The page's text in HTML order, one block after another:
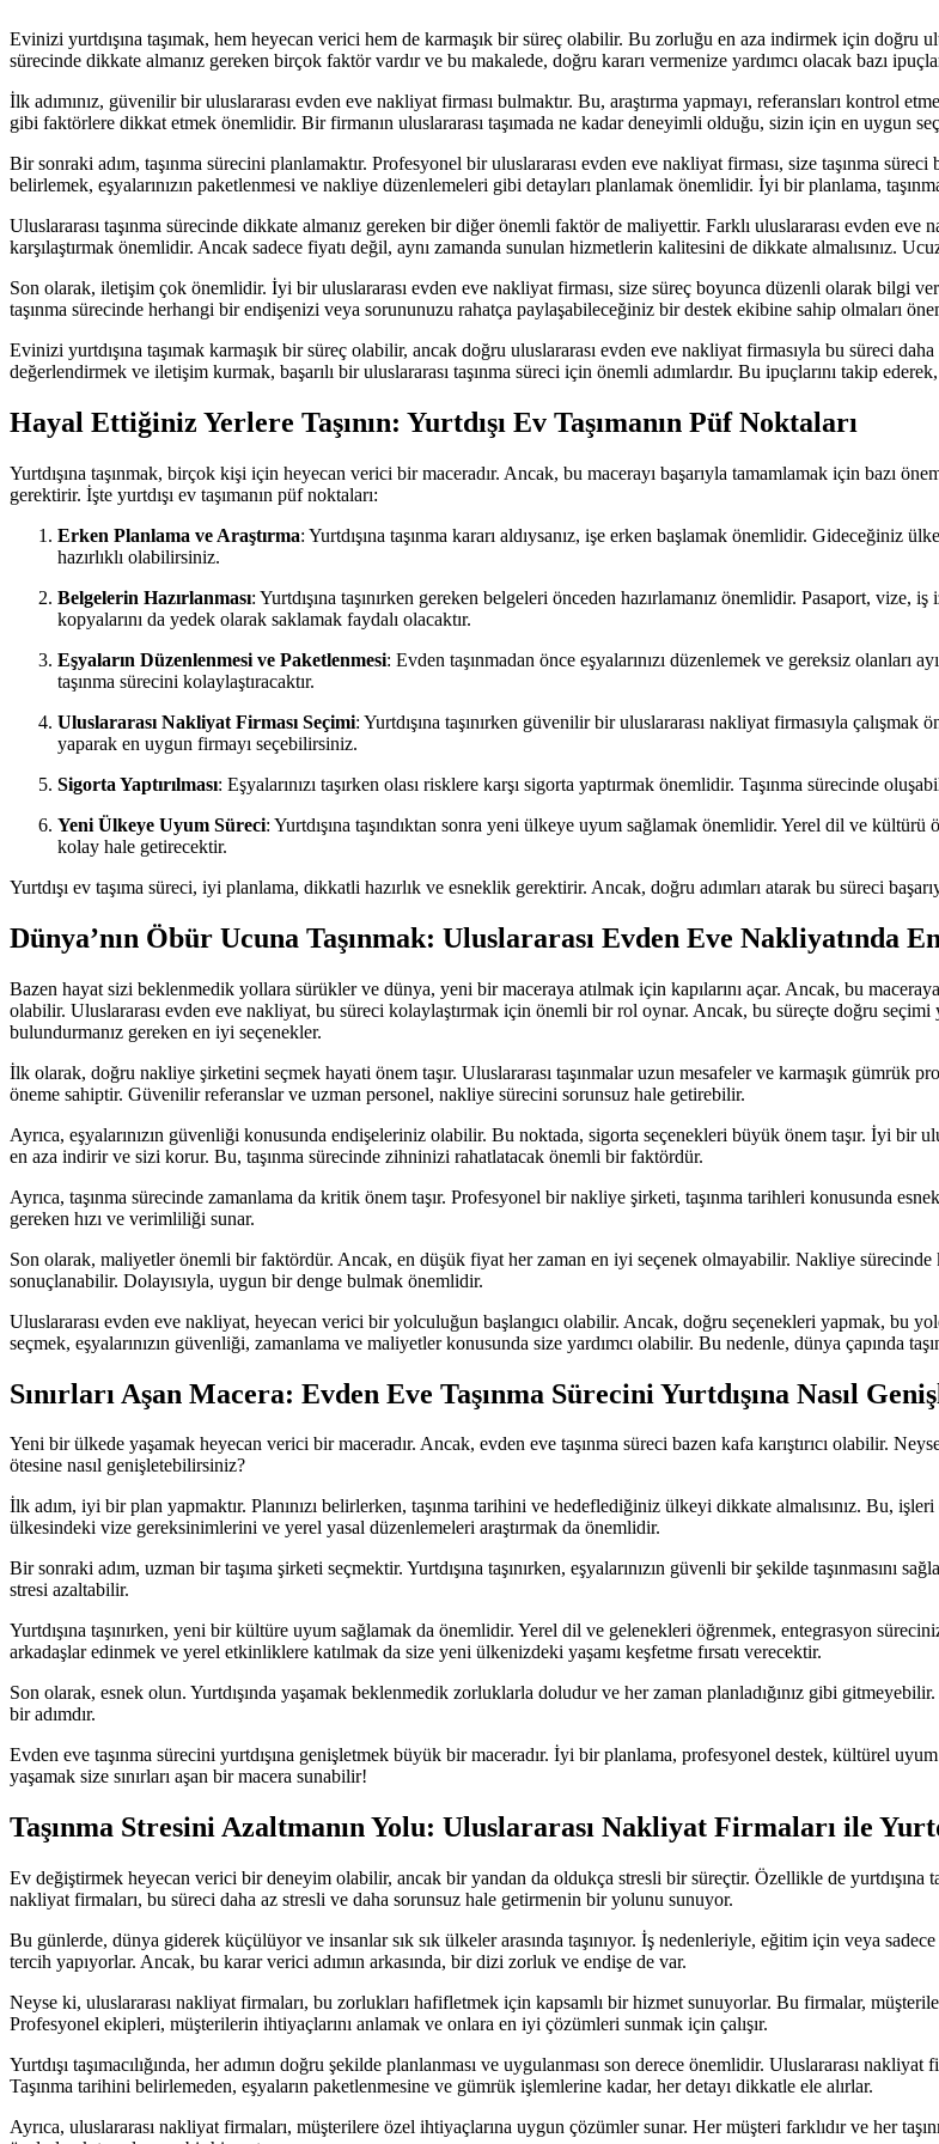
Evinizi yurtdışına taşımak, hem heyecan verici hem de karmaşık bir süreç olabilir. Bu zorluğu en aza indirmek için doğru
sürecinde dikkate almanız gereken birçok faktör vardır ve bu makalede, doğru kararı vermenize yardımcı olacak bazı
İlk adımınız, güvenilir bir uluslararası evden eve nakliyat firması bulmaktır. Bu, araştırma yapmayı, referansları kontrol
gibi faktörlere dikkat etmek önemlidir. Bir firmanın uluslararası taşımada ne kadar deneyimli olduğu, sizin için en uygun
Bir sonraki adım, taşınma sürecini planlamaktır. Profesyonel bir uluslararası evden eve nakliyat firması, size taşınma
belirlemek, eşyalarınızın paketlenmesi ve nakliye düzenlemeleri gibi detayları planlamak önemlidir. İyi bir planlama,
Uluslararası taşınma sürecinde dikkate almanız gereken bir diğer önemli faktör de maliyettir. Farklı uluslararası evden
karşılaştırmak önemlidir. Ancak sadece fiyatı değil, aynı zamanda sunulan hizmetlerin kalitesini de dikkate almalısınız.
Son olarak, iletişim çok önemlidir. İyi bir uluslararası evden eve nakliyat firması, size süreç boyunca düzenli olarak bilgi
taşınma sürecinde herhangi bir endişenizi veya sorununuzu rahatça paylaşabileceğiniz bir destek ekibine sahip olmaları
Evinizi yurtdışına taşımak karmaşık bir süreç olabilir, ancak doğru uluslararası evden eve nakliyat firmasıyla bu süreci
değerlendirmek ve iletişim kurmak, başarılı bir uluslararası taşınma süreci için önemli adımlardır. Bu ipuçlarını takip
Hayal Ettiğiniz Yerlere Taşının: Yurtdışı Ev Taşımanın Püf Noktaları
Yurtdışına taşınmak, birçok kişi için heyecan verici bir maceradır. Ancak, bu macerayı başarıyla tamamlamak için bazı
gerektirir. İşte yurtdışı ev taşımanın püf noktaları:
Erken Planlama ve Araştırma: Yurtdışına taşınma kararı aldıysanız, işe erken başlamak önemlidir. Gideceğiniz
hazırlıklı olabilirsiniz.
Belgelerin Hazırlanması: Yurtdışına taşınırken gereken belgeleri önceden hazırlamanız önemlidir. Pasaport,
kopyalarını da yedek olarak saklamak faydalı olacaktır.
Eşyaların Düzenlenmesi ve Paketlenmesi: Evden taşınmadan önce eşyalarınızı düzenlemek ve gereksiz olanları
taşınma sürecini kolaylaştıracaktır.
Uluslararası Nakliyat Firması Seçimi: Yurtdışına taşınırken güvenilir bir uluslararası nakliyat firmasıyla
yaparak en uygun firmayı seçebilirsiniz.
Sigorta Yaptırılması: Eşyalarınızı taşırken olası risklere karşı sigorta yaptırmak önemlidir. Taşınma sürecinde
Yeni Ülkeye Uyum Süreci: Yurtdışına taşındıktan sonra yeni ülkeye uyum sağlamak önemlidir. Yerel dil ve
kolay hale getirecektir.
Yurtdışı ev taşıma süreci, iyi planlama, dikkatli hazırlık ve esneklik gerektirir. Ancak, doğru adımları atarak bu süreci
Dünya’nın Öbür Ucuna Taşınmak: Uluslararası Evden Eve Nakliyatında
Bazen hayat sizi beklenmedik yollara sürükler ve dünya, yeni bir maceraya atılmak için kapılarını açar. Ancak, bu
olabilir. Uluslararası evden eve nakliyat, bu süreci kolaylaştırmak için önemli bir rol oynar. Ancak, bu süreçte doğru
bulundurmanız gereken en iyi seçenekler.
İlk olarak, doğru nakliye şirketini seçmek hayati önem taşır. Uluslararası taşınmalar uzun mesafeler ve karmaşık
öneme sahiptir. Güvenilir referanslar ve uzman personel, nakliye sürecini sorunsuz hale getirebilir.
Ayrıca, eşyalarınızın güvenliği konusunda endişeleriniz olabilir. Bu noktada, sigorta seçenekleri büyük önem taşır. İyi bir
en aza indirir ve sizi korur. Bu, taşınma sürecinde zihninizi rahatlatacak önemli bir faktördür.
Ayrıca, taşınma sürecinde zamanlama da kritik önem taşır. Profesyonel bir nakliye şirketi, taşınma tarihleri konusunda
gereken hızı ve verimliliği sunar.
Son olarak, maliyetler önemli bir faktördür. Ancak, en düşük fiyat her zaman en iyi seçenek olmayabilir. Nakliye
sonuçlanabilir. Dolayısıyla, uygun bir denge bulmak önemlidir.
Uluslararası evden eve nakliyat, heyecan verici bir yolculuğun başlangıcı olabilir. Ancak, doğru seçenekleri yapmak, bu
seçmek, eşyalarınızın güvenliği, zamanlama ve maliyetler konusunda size yardımcı olabilir. Bu nedenle, dünya çapında
Sınırları Aşan Macera: Evden Eve Taşınma Sürecini Yurtdışına Nasıl
Yeni bir ülkede yaşamak heyecan verici bir maceradır. Ancak, evden eve taşınma süreci bazen kafa karıştırıcı olabilir.
ötesine nasıl genişletebilirsiniz?
İlk adım, iyi bir plan yapmaktır. Planınızı belirlerken, taşınma tarihini ve hedeflediğiniz ülkeyi dikkate almalısınız. Bu,
ülkesindeki vize gereksinimlerini ve yerel yasal düzenlemeleri araştırmak da önemlidir.
Bir sonraki adım, uzman bir taşıma şirketi seçmektir. Yurtdışına taşınırken, eşyalarınızın güvenli bir şekilde
stresi azaltabilir.
Yurtdışına taşınırken, yeni bir kültüre uyum sağlamak da önemlidir. Yerel dil ve gelenekleri öğrenmek, entegrasyon
arkadaşlar edinmek ve yerel etkinliklere katılmak da size yeni ülkenizdeki yaşamı keşfetme fırsatı verecektir.
Son olarak, esnek olun. Yurtdışında yaşamak beklenmedik zorluklarla doludur ve her zaman planladığınız gibi
bir adımdır.
Evden eve taşınma sürecini yurtdışına genişletmek büyük bir maceradır. İyi bir planlama, profesyonel destek, kültürel
yaşamak size sınırları aşan bir macera sunabilir!
Taşınma Stresini Azaltmanın Yolu: Uluslararası Nakliyat Firmaları ile
Ev değiştirmek heyecan verici bir deneyim olabilir, ancak bir yandan da oldukça stresli bir süreçtir. Özellikle de yurtdışına
nakliyat firmaları, bu süreci daha az stresli ve daha sorunsuz hale getirmenin bir yolunu sunuyor.
Bu günlerde, dünya giderek küçülüyor ve insanlar sık sık ülkeler arasında taşınıyor. İş nedenleriyle, eğitim için veya
tercih yapıyorlar. Ancak, bu karar verici adımın arkasında, bir dizi zorluk ve endişe de var.
Neyse ki, uluslararası nakliyat firmaları, bu zorlukları hafifletmek için kapsamlı bir hizmet sunuyorlar. Bu firmalar,
Profesyonel ekipleri, müşterilerin ihtiyaçlarını anlamak ve onlara en iyi çözümleri sunmak için çalışır.
Yurtdışı taşımacılığında, her adımın doğru şekilde planlanması ve uygulanması son derece önemlidir. Uluslararası
Taşınma tarihini belirlemeden, eşyaların paketlenmesine ve gümrük işlemlerine kadar, her detayı dikkatle ele alırlar.
Ayrıca, uluslararası nakliyat firmaları, müşterilere özel ihtiyaçlarına uygun çözümler sunar. Her müşteri farklıdır ve her